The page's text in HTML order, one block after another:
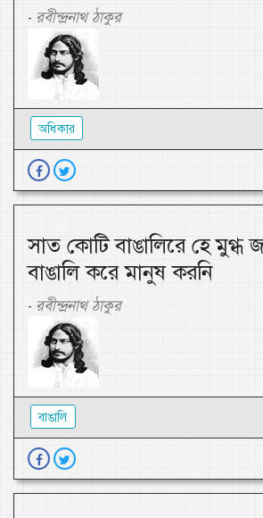
- রবীন্দ্রনাথ ঠাকুর
অধিকার
সাত কোটি বাঙালিরে হে মুগ্ধ
বাঙালি করে মানুষ করনি
- রবীন্দ্রনাথ ঠাকুর
বাঙালি